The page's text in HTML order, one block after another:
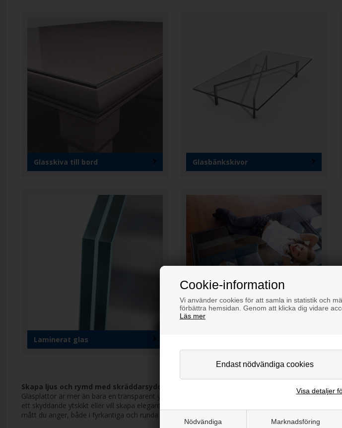
Cookie-information
Vi använder cookies för att samla in statistik och
förbättra hemsidan. Genom att klicka dig vidare
Läs mer
Nödvändiga Marknadsföring
Visa detaljer
Glasskiva till bord Glasbänkskivor
Laminerat glas
Skapa ljus och rymd med skräddarsydda glasplattor
Glasplattor är mer än bara en transparent yta; de är en viktig inredningsdetalj som kan förvandla
ett skyddande ytskikt eller vill skapa eleganta hyllplan, erbjuder våra glasplattor en smidig och
mått du anger, både i fyrkantiga och runda former. Detta säkerställer att resultatet blir precis som